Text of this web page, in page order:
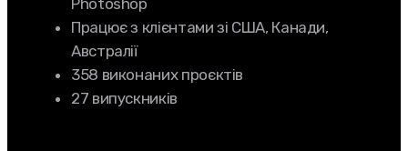
Photoshop
Працює з клієнтами зі США, Канади,
Австралії
358 виконаних проєктів
27 випускників